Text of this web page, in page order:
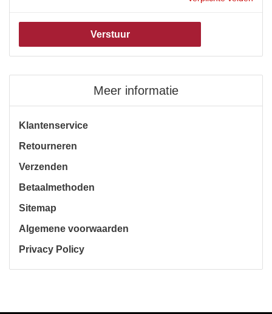
Verstuur
Meer informatie
Klantenservice
Retourneren
Verzenden
Betaalmethoden
Sitemap
Algemene voorwaarden
Privacy Policy